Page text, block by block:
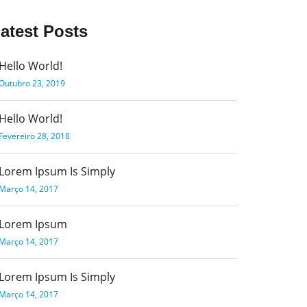
Posts
World!
23, 2019
World!
28, 2018
Ipsum Is Simply
14, 2017
Ipsum
14, 2017
Ipsum Is Simply
14, 2017